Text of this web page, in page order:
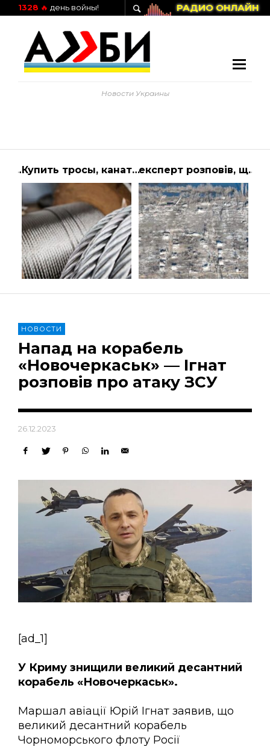
РАДИО ОНЛАЙН
1328 🔥 день войны!
Новости Украины
влада назвала цифру – Україна Купить тросы, канаты, стропы, стяжные ремни, грузоподъемные механизмы, средства подъема грузов в интернет-магазине “CargoSet” експерт розповів, що відбувається на лівому березі Херсонщини — ТСН, новини 1+1
НОВОСТИ
Напад на корабель
«Новочеркаськ» — Ігнат
розповів про атаку ЗСУ
26.12.2023
[ad_1]
У Криму знищили великий десантний
корабель «Новочеркаськ».
Маршал авіації Юрій Ігнат заявив, що
великий десантний корабель
Чорноморського флоту Росії